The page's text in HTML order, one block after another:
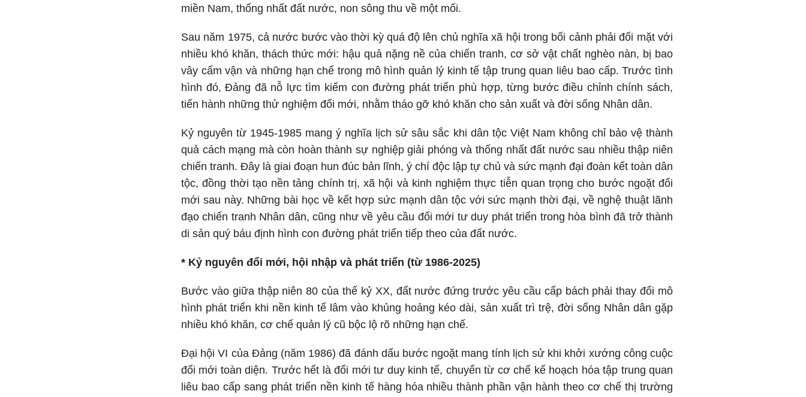
miền Nam, thống nhất đất nước, non sông thu về một mối.
Sau năm 1975, cả nước bước vào thời kỳ quá độ lên chủ nghĩa xã hội trong bối cảnh phải đối mặt với
nhiều khó khăn, thách thức mới: hậu quả nặng nề của chiến tranh, cơ sở vật chất nghèo nàn, bị bao
vây cấm vận và những hạn chế trong mô hình quản lý kinh tế tập trung quan liêu bao cấp. Trước tình
hình đó, Đảng đã nỗ lực tìm kiếm con đường phát triển phù hợp, từng bước điều chỉnh chính sách,
tiến hành những thử nghiệm đổi mới, nhằm tháo gỡ khó khăn cho sản xuất và đời sống Nhân dân.
Kỷ nguyên từ 1945-1985 mang ý nghĩa lịch sử sâu sắc khi dân tộc Việt Nam không chỉ bảo vệ thành
quả cách mạng mà còn hoàn thành sự nghiệp giải phóng và thống nhất đất nước sau nhiều thập niên
chiến tranh. Đây là giai đoạn hun đúc bản lĩnh, ý chí độc lập tự chủ và sức mạnh đại đoàn kết toàn dân
tộc, đồng thời tạo nền tảng chính trị, xã hội và kinh nghiệm thực tiễn quan trọng cho bước ngoặt đổi
mới sau này. Những bài học về kết hợp sức mạnh dân tộc với sức mạnh thời đại, về nghệ thuật lãnh
đạo chiến tranh Nhân dân, cũng như về yêu cầu đổi mới tư duy phát triển trong hòa bình đã trở thành
di sản quý báu định hình con đường phát triển tiếp theo của đất nước.
* Kỷ nguyên đổi mới, hội nhập và phát triển (từ 1986-2025)
Bước vào giữa thập niên 80 của thế kỷ XX, đất nước đứng trước yêu cầu cấp bách phải thay đổi mô
hình phát triển khi nền kinh tế lâm vào khủng hoảng kéo dài, sản xuất trì trệ, đời sống Nhân dân gặp
nhiều khó khăn, cơ chế quản lý cũ bộc lộ rõ những hạn chế.
Đại hội VI của Đảng (năm 1986) đã đánh dấu bước ngoặt mang tính lịch sử khi khởi xướng công cuộc
đổi mới toàn diện. Trước hết là đổi mới tư duy kinh tế, chuyển từ cơ chế kế hoạch hóa tập trung quan
liêu bao cấp sang phát triển nền kinh tế hàng hóa nhiều thành phần vận hành theo cơ chế thị trường